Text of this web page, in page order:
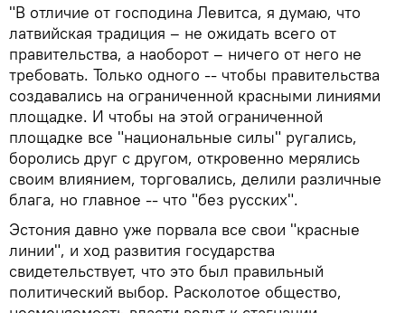
"В отличие от господина Левитса, я думаю, что
латвийская традиция – не ожидать всего от
правительства, а наоборот – ничего от него не
требовать. Только одного -- чтобы правительства
создавались на ограниченной красными линиями
площадке. И чтобы на этой ограниченной
площадке все "национальные силы" ругались,
боролись друг с другом, откровенно мерялись
своим влиянием, торговались, делили различные
блага, но главное -- что "без русских".
Эстония давно уже порвала все свои "красные
линии", и ход развития государства
свидетельствует, что это был правильный
политический выбор. Расколотое общество,